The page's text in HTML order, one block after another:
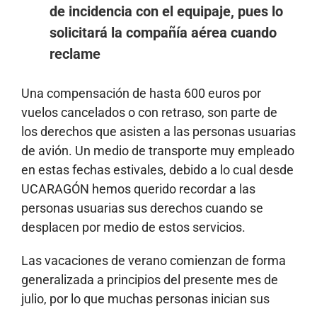
de incidencia con el equipaje, pues lo
solicitará la compañía aérea cuando
reclame
Una compensación de hasta 600 euros por
vuelos cancelados o con retraso, son parte de
los derechos que asisten a las personas usuarias
de avión. Un medio de transporte muy empleado
en estas fechas estivales, debido a lo cual desde
UCARAGÓN hemos querido recordar a las
personas usuarias sus derechos cuando se
desplacen por medio de estos servicios.
Las vacaciones de verano comienzan de forma
generalizada a principios del presente mes de
julio, por lo que muchas personas inician sus